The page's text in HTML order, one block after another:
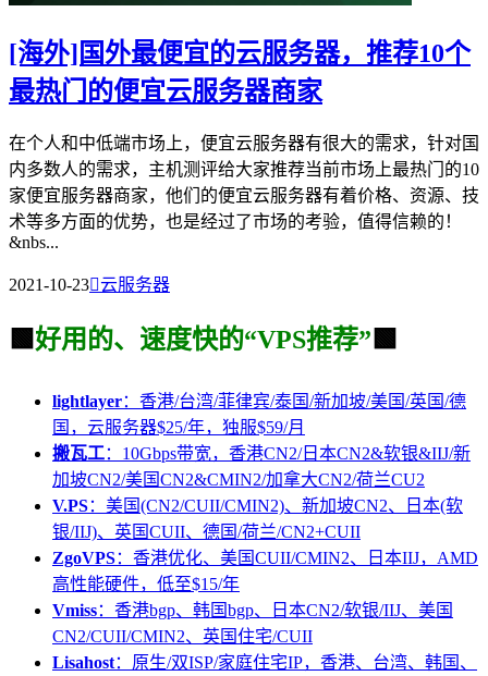
[海外]国外最便宜的云服务器，推荐10个
最热门的便宜云服务器商家
在个人和中低端市场上，便宜云服务器有很大的需求，针对国
内多数人的需求，主机测评给大家推荐当前市场上最热门的10
家便宜服务器商家，他们的便宜云服务器有着价格、资源、技
术等多方面的优势，也是经过了市场的考验，值得信赖的！
&nbs...
2021-10-23云服务器
🟩 好用的、速度快的“VPS推荐” 🟩
lightlayer：香港/台湾/菲律宾/泰国/新加坡/美国/英国/德
国，云服务器$25/年，独服$59/月
搬瓦工：10Gbps带宽，香港CN2/日本CN2&软银&IIJ/新
加坡CN2/美国CN2&CMIN2/加拿大CN2/荷兰CU2
V.PS：美国(CN2/CUII/CMIN2)、新加坡CN2、日本(软
银/IIJ)、英国CUII、德国/荷兰/CN2+CUII
ZgoVPS：香港优化、美国CUII/CMIN2、日本IIJ，AMD
高性能硬件，低至$15/年
Vmiss：香港bgp、韩国bgp、日本CN2/软银/IIJ、美国
CN2/CUII/CMIN2、英国住宅/CUII
Lisahost：原生/双ISP/家庭住宅IP，香港、台湾、韩国、